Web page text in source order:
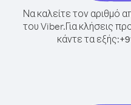
Να καλείτε τον αριθμό
του Viber.Για κλήσεις
κάντε τα εξής:+